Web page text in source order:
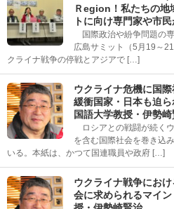
Ｒegion！私たちの
トに向け専門家や市民
国際政治や紛争問題の
広島サミット（5月19～
クライナ戦争の停戦とアジアで […]
ウクライナ危機に国
緩衝国家・日本も迫
国語大学教授・伊勢崎
ロシアとの戦闘が続く
を含む国際社会を巻き込
いる。本紙は、かつて国連職員や政府 […]
ウクライナ戦争にお
会に求められるマイ